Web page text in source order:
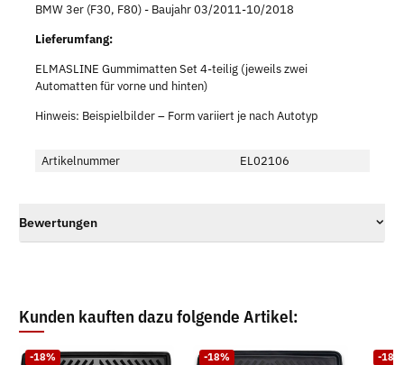
BMW 3er (F30, F80) - Baujahr 03/2011-10/2018
Lieferumfang:
ELMASLINE Gummimatten Set 4-teilig (jeweils zwei
Automatten für vorne und hinten)
Hinweis: Beispielbilder – Form variiert je nach Autotyp
Artikelnummer EL02106
Bewertungen
Kunden kauften dazu folgende Artikel:
-18% -18% -18%